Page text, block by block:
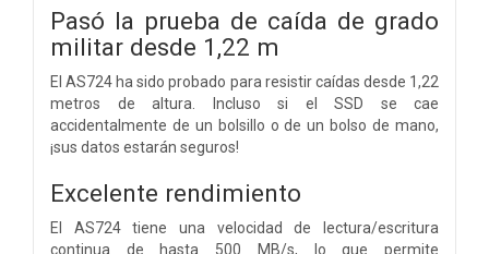
Pasó la prueba de caída de grado
militar desde 1,22 m
El AS724 ha sido probado para resistir caídas desde 1,22
metros de altura. Incluso si el SSD se cae
accidentalmente de un bolsillo o de un bolso de mano,
¡sus datos estarán seguros!
Excelente rendimiento
El AS724 tiene una velocidad de lectura/escritura
continua de hasta 500 MB/s, lo que permite